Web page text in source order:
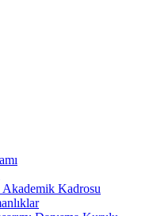
Akademik Kadrosu